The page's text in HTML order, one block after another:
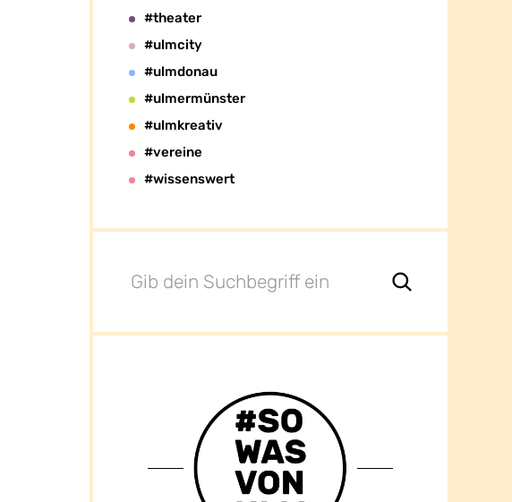
#theater
#ulmcity
#ulmdonau
#ulmermünster
#ulmkreativ
#vereine
#wissenswert